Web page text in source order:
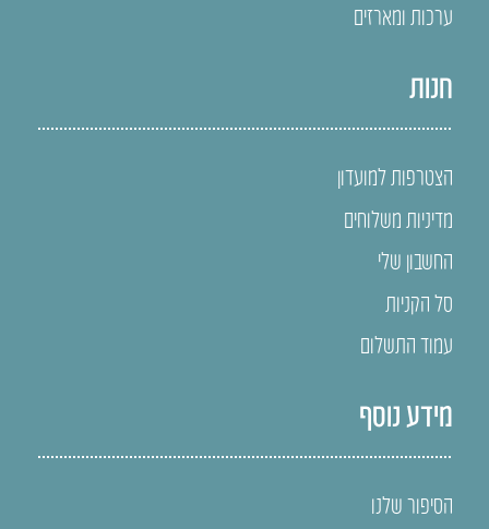
ערכות ומארזים
חנות
הצטרפות למועדון
מדיניות משלוחים
החשבון שלי
סל הקניות
עמוד התשלום
מידע נוסף
הסיפור שלנו